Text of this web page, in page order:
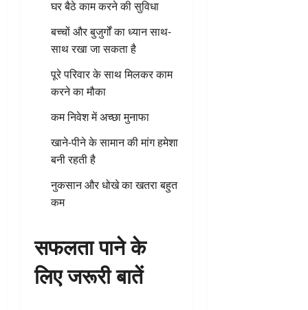
घर बैठे काम करने की सुविधा
बच्चों और बुजुर्गों का ध्यान साथ-
साथ रखा जा सकता है
पूरे परिवार के साथ मिलकर काम
करने का मौका
कम निवेश में अच्छा मुनाफा
खाने-पीने के सामान की मांग हमेशा
बनी रहती है
नुकसान और धोखे का खतरा बहुत
कम
सफलता पाने के
लिए जरूरी बातें